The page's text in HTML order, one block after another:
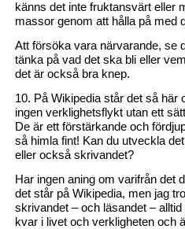
känns det inte fruktansvärt eller
massor genom att hålla på med
Att försöka vara närvarande, se
tänka på vad det ska bli eller
det är också bra knep.
10. På Wikipedia står det så här
ingen verklighetsflykt utan ett
De är ett förstärkande och
så himla fint! Kan du utveckla
eller också skrivandet?
Har ingen aning om varifrån det
det står på Wikipedia, men jag
skrivandet – och läsandet –
kvar i livet och verkligheten och